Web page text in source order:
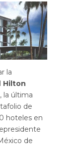
la
Hilton
, la última
de
hoteles en
de